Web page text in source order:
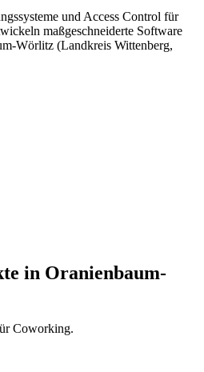
und Access Control für
maßgeschneiderte Software
Wörlitz (Landkreis Wittenberg,
in Oranienbaum-
Coworking.